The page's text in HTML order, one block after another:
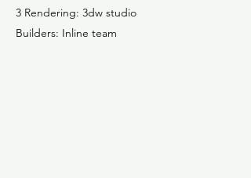
3 Rendering: 3dw studio
Builders: Inline team